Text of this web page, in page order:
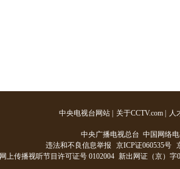
中央电视台网站 关于CCTV.com 人
中央广播电视总台 中国网络
违法和不良信息举报
京ICP证060535号
网上传播视听节目许可证号 0102004 新出网证（京）